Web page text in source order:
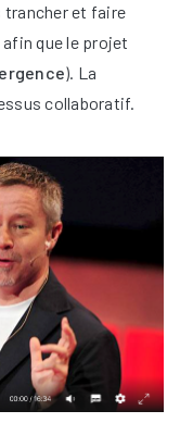
trancher et faire
que le projet
). La
collaboratif.